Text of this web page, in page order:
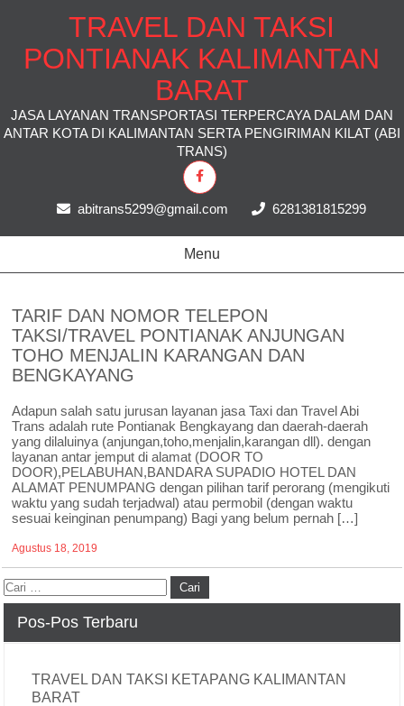
TRAVEL DAN TAKSI
PONTIANAK KALIMANTAN
BARAT
JASA LAYANAN TRANSPORTASI TERPERCAYA DALAM DAN
ANTAR KOTA DI KALIMANTAN SERTA PENGIRIMAN KILAT (ABI
TRANS)
abitrans5299@gmail.com 6281381815299
Menu
TARIF DAN NOMOR TELEPON
TAKSI/TRAVEL PONTIANAK ANJUNGAN
TOHO MENJALIN KARANGAN DAN
BENGKAYANG
Adapun salah satu jurusan layanan jasa Taxi dan Travel Abi
Trans adalah rute Pontianak Bengkayang dan daerah-daerah
yang dilaluinya (anjungan,toho,menjalin,karangan dll). dengan
layanan antar jemput di alamat (DOOR TO
DOOR),PELABUHAN,BANDARA SUPADIO HOTEL DAN
ALAMAT PENUMPANG dengan pilihan tarif perorang (mengikuti
waktu yang sudah terjadwal) atau permobil (dengan waktu
sesuai keinginan penumpang) Bagi yang belum pernah […]
Agustus 18, 2019
Pos-Pos Terbaru
TRAVEL DAN TAKSI KETAPANG KALIMANTAN
BARAT